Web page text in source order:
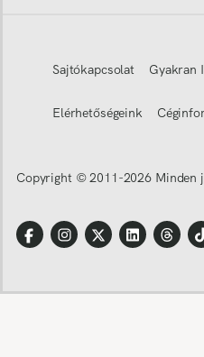
Sajtókapcsolat Gyakran
Elérhetőségeink
Copyright © 2011-2026 Minden